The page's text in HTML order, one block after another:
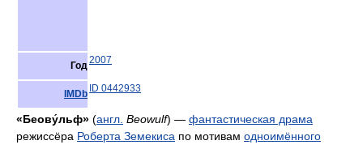
Год2007
IMDb ID 0442933
«Беову́льф» (англ. Beowulf) — фантастическая драма
режиссёра Роберта Земекиса по мотивам одноимённого